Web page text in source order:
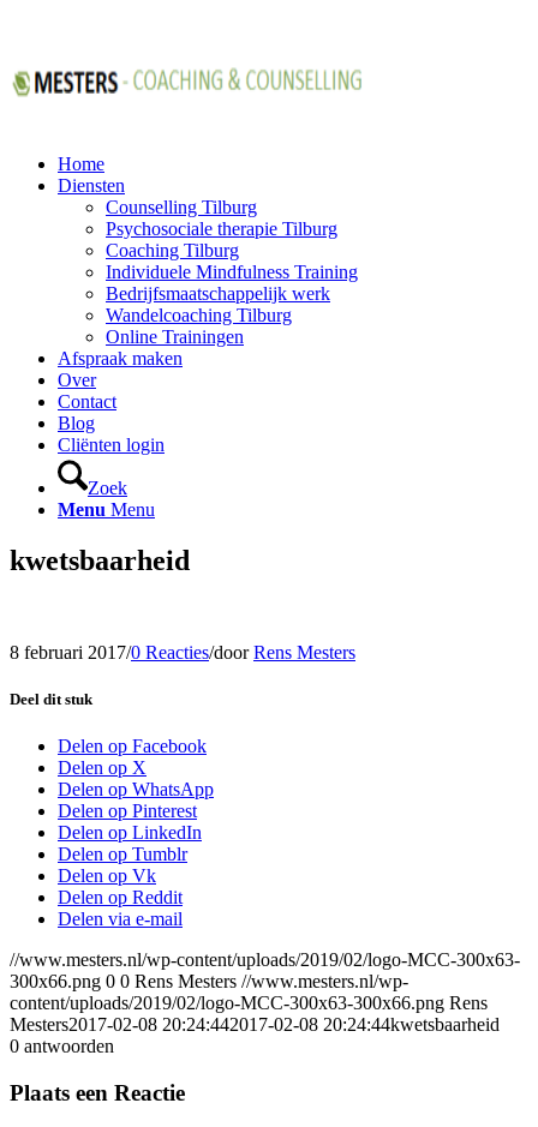
Home
Diensten
Counselling Tilburg
Psychosociale therapie Tilburg
Coaching Tilburg
Individuele Mindfulness Training
Bedrijfsmaatschappelijk werk
Wandelcoaching Tilburg
Online Trainingen
Afspraak maken
Over
Contact
Blog
Cliënten login
Zoek
Menu Menu
kwetsbaarheid
8 februari 2017/0 Reacties/doorRens Mesters
Deel dit stuk
Delen op Facebook
Delen op X
Delen op WhatsApp
Delen op Pinterest
Delen op LinkedIn
Delen op Tumblr
Delen op Vk
Delen op Reddit
Delen via e-mail
//www.mesters.nl/wp-content/uploads/2019/02/logo-MCC-300x63-
300x66.png 0 0 Rens Mesters //www.mesters.nl/wp-
content/uploads/2019/02/logo-MCC-300x63-300x66.png Rens
Mesters2017-02-08 20:24:442017-02-08 20:24:44kwetsbaarheid
0 antwoorden
Plaats een Reactie